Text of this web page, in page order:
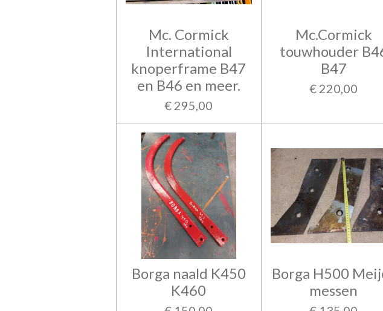
Mc. Cormick
International
knoperframe B47
en B46 en meer.
€ 295,00
Mc.Cormick
touwhouder
B47
€ 220,00
Borga naald K450
K460
Borga H500
messen